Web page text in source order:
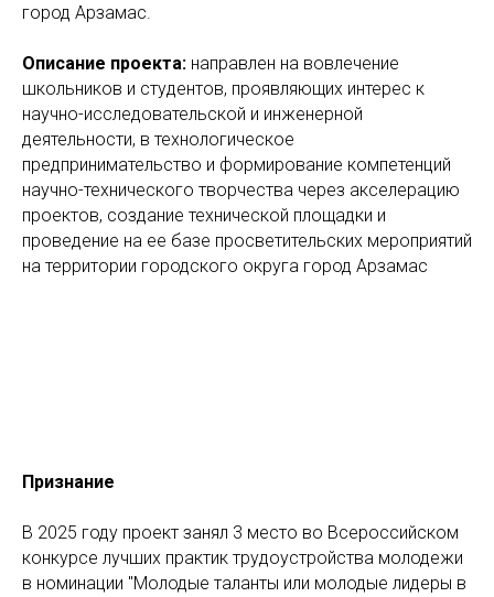
город Арзамас.
Описание проекта: направлен на вовлечение
школьников и студентов, проявляющих интерес к
научно-исследовательской и инженерной
деятельности, в технологическое
предпринимательство и формирование компетенций
научно-технического творчества через акселерацию
проектов, создание технической площадки и
проведение на ее базе просветительских мероприятий
на территории городского округа город Арзамас
Признание
В 2025 году проект занял 3 место во Всероссийском
конкурсе лучших практик трудоустройства молодежи
в номинации "Молодые таланты или молодые лидеры в